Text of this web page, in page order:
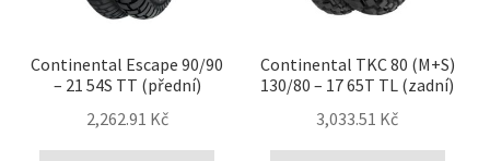
Continental Escape 90/90
– 21 54S TT (přední)
2,262.91 Kč
Continental TKC 80 (M+S)
130/80 – 17 65T TL (zadní)
3,033.51 Kč